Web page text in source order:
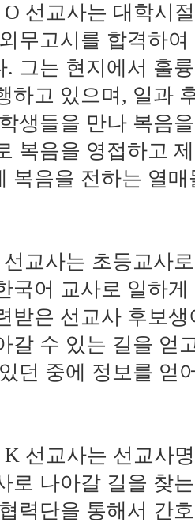
O 선교사는 대학시
무고시를 합격하
. 그는 현지에서 훌
하고 있으며, 일과
생들을 만나 복음
복음을 영접하고
복음을 전하는 열
교사는 초등교사
국어 교사로 일하
받은 선교사 후보
갈 수 있는 길을 얻
던 중에 정보를 얻
K 선교사는 선교사
로 나아갈 길을 찾
력단을 통해서 간